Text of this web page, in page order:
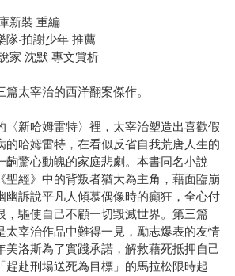
新裝 重編
‧拍謝少年 推薦
家 沈默 專文賞析
篇太宰治的西洋翻案傑作。
〈新哈姆雷特〉裡，太宰治塑造出喜歡假
的哈姆雷特，在看似反省自我荒唐人生的
齣驚心動魄的家庭悲劇。本書同名小說
聖經》中的背叛者猶大為主角，藉面臨崩
幽訴說平凡人傾慕偶像時的癲狂，全心付
，驅使自己不顧一切毀滅世界。第三篇
太宰治作品中難得一見，勵志爆表的友情
美洛斯為了實踐承諾，解救藉死抵押自己
趕赴刑場送死為目標」的馬拉松限時起